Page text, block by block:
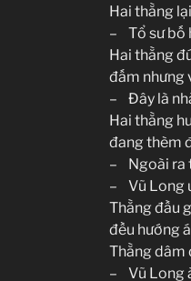
Hai thằng
– Tổ sư bố
Hai thằng
đấm nhưng
– Đây là
Hai thằng
đang thèm
– Ngoài ra
– Vũ Long
Thằng đầu
đều hướng
Thằng dâm
– Vũ Long